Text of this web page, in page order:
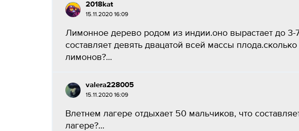
2018kat
15.11.2020 16:09
Лимонное дерево родом из индии.оно вырастает до
составляет девять двацатой всей массы
лимонов?...
valera228005
15.11.2020 16:09
Влетнем лагере отдыхает 50 мальчиков, что
лагере?...